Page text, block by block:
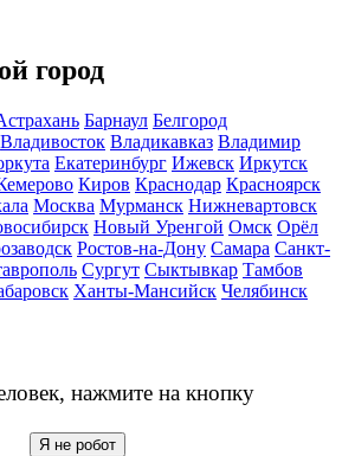
город
Барнаул Белгород
Владивосток Владикавказ Владимир
Екатеринбург Ижевск Иркутск
Киров Краснодар Красноярск
Москва Мурманск Нижневартовск
Новый Уренгой Омск Орёл
Ростов-на-Дону Самара Санкт-
Сургут Сыктывкар Тамбов
Ханты-Мансийск Челябинск
нажмите на кнопку
Я не робот